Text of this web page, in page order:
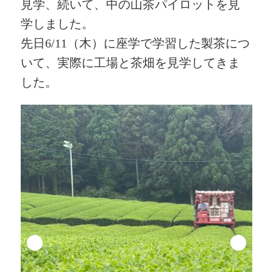
見学、続いて、中の山茶パイロットを見
学しました。
先日6/11（木）に座学で学習した製茶につ
いて、実際に工場と茶畑を見学してきま
した。